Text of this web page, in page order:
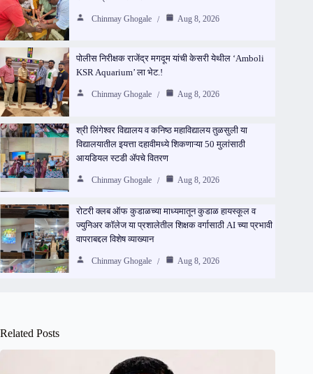
Chinmay Ghogale Aug 8, 2026
पोलीस निरीक्षक राजेंद्र मगदूम यांची केसरी येथील ‘Amboli
KSR Aquarium’ ला भेट.!
Chinmay Ghogale Aug 8, 2026
श्री लिंगेश्वर विद्यालय व कनिष्ठ महाविद्यालय तुळसुली या
विद्यालयातील इयत्ता दहावीमध्ये शिकणाऱ्या 50 मुलांसाठी
आयडियल स्टडी ॲपचे वितरण
Chinmay Ghogale Aug 8, 2026
रोटरी क्लब ऑफ कुडाळच्या माध्यमातून कुडाळ हायस्कूल व
ज्युनिअर कॉलेज या प्रशालेतील शिक्षक वर्गासाठी AI च्या प्रभावी
वापराबद्दल विशेष व्याख्यान
Chinmay Ghogale Aug 8, 2026
Related Posts